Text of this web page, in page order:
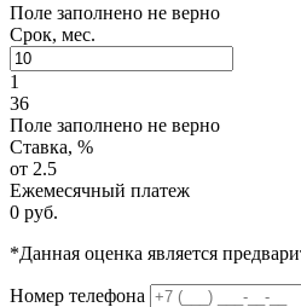
Поле заполнено не верно
Срок, мес.
1
36
Поле заполнено не верно
Ставка, %
от 2.5
Ежемесячный платеж
0 руб.
*Данная оценка является
Номер телефона